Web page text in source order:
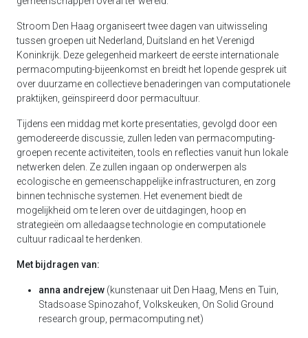
Stroom Den Haag organiseert twee dagen van uitwisseling
tussen groepen uit Nederland, Duitsland en het Verenigd
Koninkrijk. Deze gelegenheid markeert de eerste internationale
permacomputing-bijeenkomst en breidt het lopende gesprek uit
over duurzame en collectieve benaderingen van computationele
praktijken, geïnspireerd door permacultuur.
Tijdens een middag met korte presentaties, gevolgd door een
gemodereerde discussie, zullen leden van permacomputing-
groepen recente activiteiten, tools en reflecties vanuit hun lokale
netwerken delen. Ze zullen ingaan op onderwerpen als
ecologische en gemeenschappelijke infrastructuren, en zorg
binnen technische systemen. Het evenement biedt de
mogelijkheid om te leren over de uitdagingen, hoop en
strategieën om alledaagse technologie en computationele
cultuur radicaal te herdenken.
Met bijdragen van:
anna andrejew (kunstenaar uit Den Haag, Mens en Tuin,
Stadsoase Spinozahof, Volkskeuken, On Solid Ground
research group, permacomputing.net)